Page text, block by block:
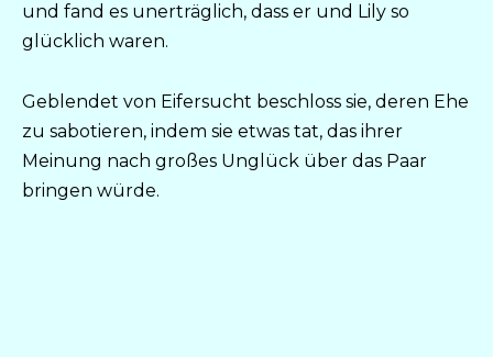
und fand es unerträglich, dass er und Lily so
glücklich waren.
Geblendet von Eifersucht beschloss sie, deren Ehe
zu sabotieren, indem sie etwas tat, das ihrer
Meinung nach großes Unglück über das Paar
bringen würde.